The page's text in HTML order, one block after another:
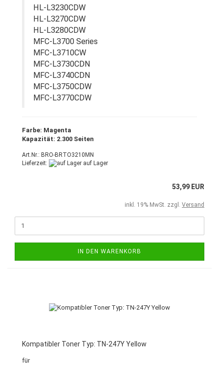
HL-L3230CDW
HL-L3270CDW
HL-L3280CDW
MFC-L3700 Series
MFC-L3710CW
MFC-L3730CDN
MFC-L3740CDN
MFC-L3750CDW
MFC-L3770CDW
Farbe: Magenta
Kapazität: 2.300 Seiten
Art.Nr.: BRO-BRTO3210MN
Lieferzeit:
auf Lager
53,99 EUR
inkl. 19% MwSt. zzgl. Versand
IN DEN WARENKORB
Kompatibler Toner Typ: TN-247Y Yellow
für